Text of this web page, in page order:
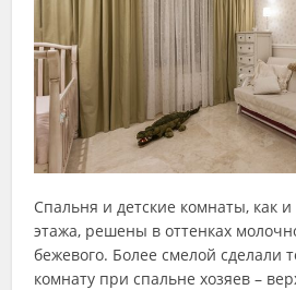
Спальня и детские комнаты, как
этажа, решены в оттенках
бежевого. Более смелой сделали
комнату при спальне хозяев –